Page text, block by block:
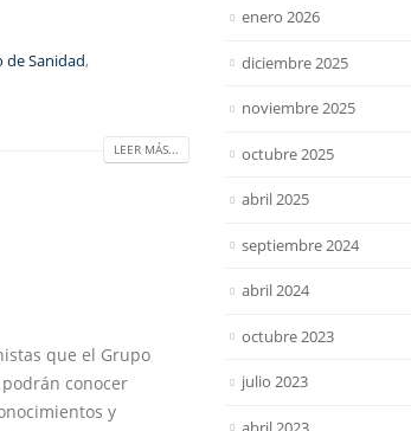
de Sanidad,
LEER MÁS...
que el Grupo
conocer
y
enero 2026
diciembre 2025
noviembre 2025
octubre 2025
abril 2025
septiembre 2024
abril 2024
octubre 2023
julio 2023